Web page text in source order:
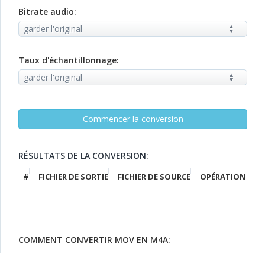
Bitrate audio:
Taux d'échantillonnage:
RÉSULTATS DE LA CONVERSION:
# FICHIER DE SORTIE FICHIER DE SOURCE OPÉRATION
COMMENT CONVERTIR MOV EN M4A: